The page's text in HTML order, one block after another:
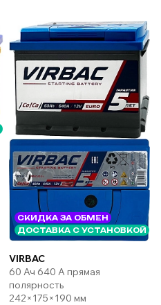
СКИДКА ЗА ОБМЕН
ДОСТАВКА С УСТАНОВКОЙ
VIRBAC
60 Ач 640 А прямая
полярность
242×175×190 мм